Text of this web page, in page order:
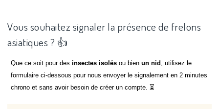
Vous souhaitez signaler la présence de frelons
asiatiques ? 👍
Que ce soit pour desinsectes isolés ou bienun nid , utilisez le
formulaire ci-dessous pour nous envoyer le signalement en 2 minutes
chrono et sans avoir besoin de créer un compte. ⏳